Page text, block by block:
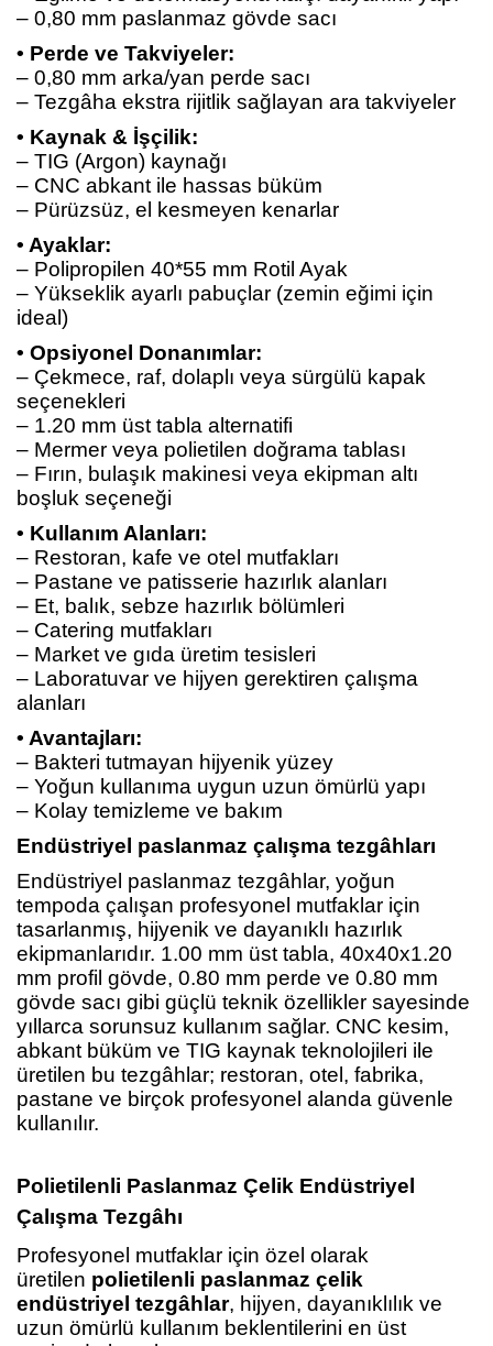
– 0,80 mm paslanmaz gövde sacı
• Perde ve Takviyeler:
– 0,80 mm arka/yan perde sacı
– Tezgâha ekstra rijitlik sağlayan ara takviyeler
• Kaynak & İşçilik:
– TIG (Argon) kaynağı
– CNC abkant ile hassas büküm
– Pürüzsüz, el kesmeyen kenarlar
• Ayaklar:
– Polipropilen 40*55 mm Rotil Ayak
– Yükseklik ayarlı pabuçlar (zemin eğimi için
ideal)
• Opsiyonel Donanımlar:
– Çekmece, raf, dolaplı veya sürgülü kapak
seçenekleri
– 1.20 mm üst tabla alternatifi
– Mermer veya polietilen doğrama tablası
– Fırın, bulaşık makinesi veya ekipman altı
boşluk seçeneği
• Kullanım Alanları:
– Restoran, kafe ve otel mutfakları
– Pastane ve patisserie hazırlık alanları
– Et, balık, sebze hazırlık bölümleri
– Catering mutfakları
– Market ve gıda üretim tesisleri
– Laboratuvar ve hijyen gerektiren çalışma
alanları
• Avantajları:
– Bakteri tutmayan hijyenik yüzey
– Yoğun kullanıma uygun uzun ömürlü yapı
– Kolay temizleme ve bakım
Endüstriyel paslanmaz çalışma tezgâhları
Endüstriyel paslanmaz tezgâhlar, yoğun
tempoda çalışan profesyonel mutfaklar için
tasarlanmış, hijyenik ve dayanıklı hazırlık
ekipmanlarıdır. 1.00 mm üst tabla, 40x40x1.20
mm profil gövde, 0.80 mm perde ve 0.80 mm
gövde sacı gibi güçlü teknik özellikler sayesinde
yıllarca sorunsuz kullanım sağlar. CNC kesim,
abkant büküm ve TIG kaynak teknolojileri ile
üretilen bu tezgâhlar; restoran, otel, fabrika,
pastane ve birçok profesyonel alanda güvenle
kullanılır.
Polietilenli Paslanmaz Çelik Endüstriyel
Çalışma Tezgâhı
Profesyonel mutfaklar için özel olarak
üretilen polietilenli paslanmaz çelik
endüstriyel tezgâhlar, hijyen, dayanıklılık ve
uzun ömürlü kullanım beklentilerini en üst